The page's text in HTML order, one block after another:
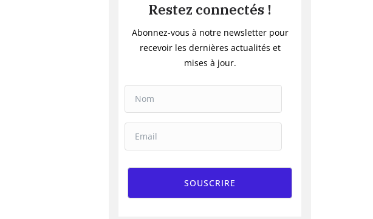
Restez connectés !
Abonnez-vous à notre newsletter pour
recevoir les dernières actualités et
mises à jour.
SOUSCRIRE